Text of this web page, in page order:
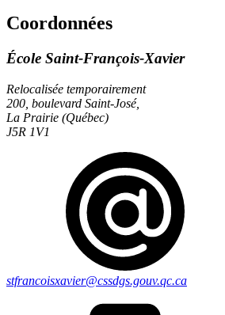
Coordonnées
École Saint-François-Xavier
Relocalisée temporairement
200, boulevard Saint-José,
La Prairie (Québec)
J5R 1V1
stfrancoisxavier@cssdgs.gouv.qc.ca